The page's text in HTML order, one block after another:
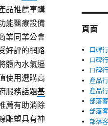
品推薦享購
能醫療設備
業同業公會
好評的網路
體內水氣逼
使用選購高
服務話題基
薦有助消除
雕塑具有神
頁面
口碑
口碑
口碑
產品
產品
部落
部落
部落